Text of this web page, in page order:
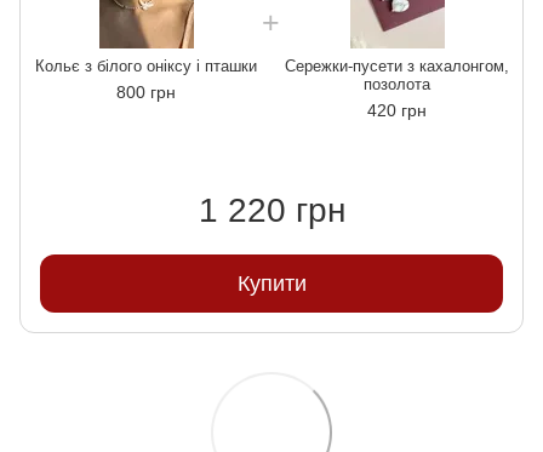
Кольє з білого оніксу і пташки
800 грн
Сережки-пусети з кахалонгом,
позолота
420 грн
1 220 грн
Купити